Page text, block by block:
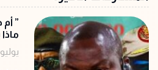
‏”
يوليو 1, 2026